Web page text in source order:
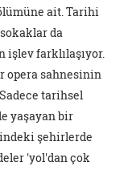
ait. Tarihi
da
farklılaşıyor.
opera sahnesinin
tarihsel
yaşayan bir
şehirlerde
'yol'dan çok